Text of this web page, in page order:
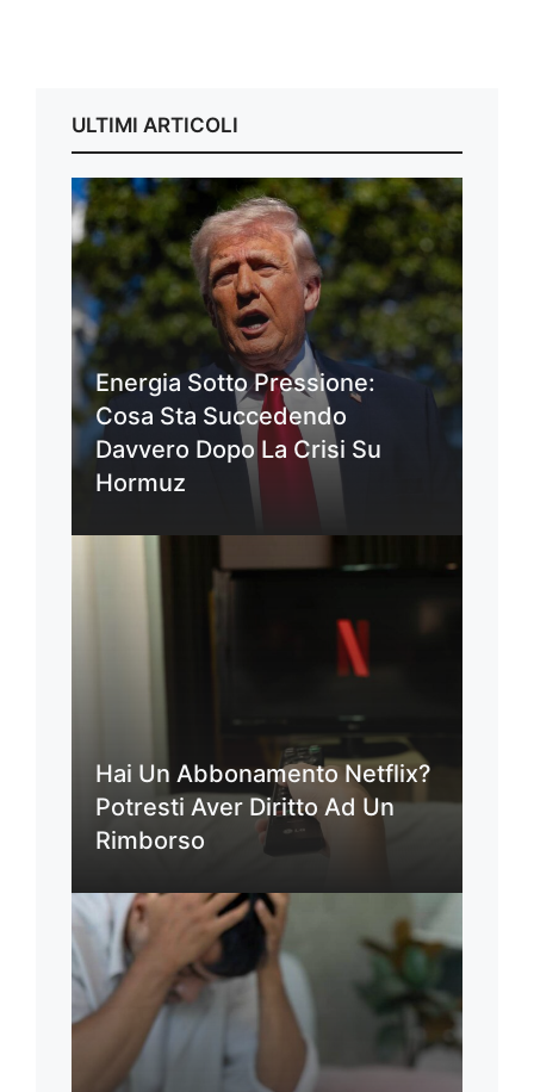
ULTIMI ARTICOLI
Energia Sotto Pressione:
Cosa Sta Succedendo
Davvero Dopo La Crisi Su
Hormuz
Hai Un Abbonamento Netflix?
Potresti Aver Diritto Ad Un
Rimborso